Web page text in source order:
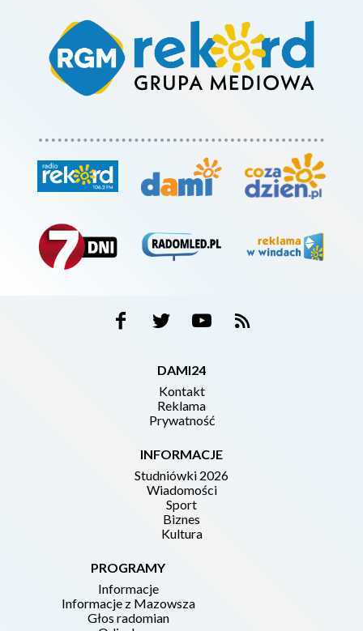
DAMI24
Kontakt
Reklama
Prywatność
INFORMACJE
Studniówki 2026
Wiadomości
Sport
Biznes
Kultura
PROGRAMY
Informacje
Informacje z Mazowsza
Głos radomian